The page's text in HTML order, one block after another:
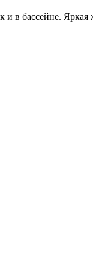
бассейне. Яркая